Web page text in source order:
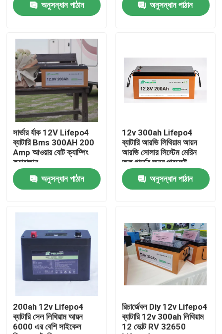
পণ্য
আমাদের সম্পর্কে
কারখানা ভ্রমণ
মান নিয়ন্ত্রণ
উদ্ধৃতির জন্য আবেদন
LiFePO4 ব্যাটারি সেল
3.2v Lifepo4 ব্যাটারি
12V lifepo4 ব্যাটারি
অনুসন্ধান পাঠান
অনুসন্ধান পাঠান
সার্ভার র্যাক 12V Lifepo4
ব্যাটারি Bms 300AH 200
Amp আওয়ার বোট ক্যাম্পিং
ক্যারাভান
অনুসন্ধান পাঠান
12v 300ah Lifepo4
ব্যাটারি আরভি লিথিয়াম আয়ন
আরভি সোলার সিস্টেম মেরিন
অফ গার্ডের জন্য পারফেক্ট
অনুসন্ধান পাঠান
200ah 12v Lifepo4
ব্যাটারি সেল লিথিয়াম আয়ন
6000 এর বেশি সাইকেল
রিচার্জেবল Diy 12v Lifepo4
ব্যাটারি 12v 300ah লিথিয়াম
12 ভোল্ট RV 32650